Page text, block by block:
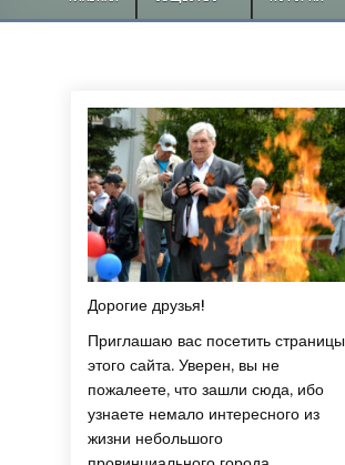
Дорогие друзья!
Приглашаю вас посетить страницы
этого сайта. Уверен, вы не
пожалеете, что зашли сюда, ибо
узнаете немало интересного из
жизни небольшого